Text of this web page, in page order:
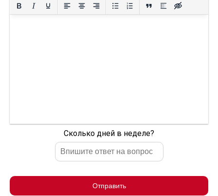
Сколько дней в неделе?
Отправить